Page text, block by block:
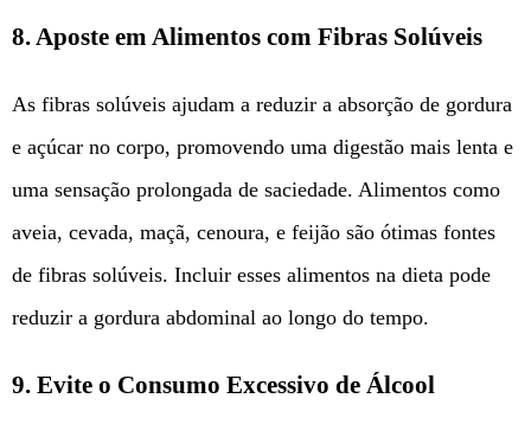
8.Aposte em Alimentos com Fibras Solúveis
As fibras solúveis ajudam a reduzir a absorção de gordura
e açúcar no corpo, promovendo uma digestão mais lenta e
uma sensação prolongada de saciedade. Alimentos como
aveia, cevada, maçã, cenoura, e feijão são ótimas fontes
de fibras solúveis. Incluir esses alimentos na dieta pode
reduzir a gordura abdominal ao longo do tempo.
9. Evite o Consumo Excessivo de Álcool